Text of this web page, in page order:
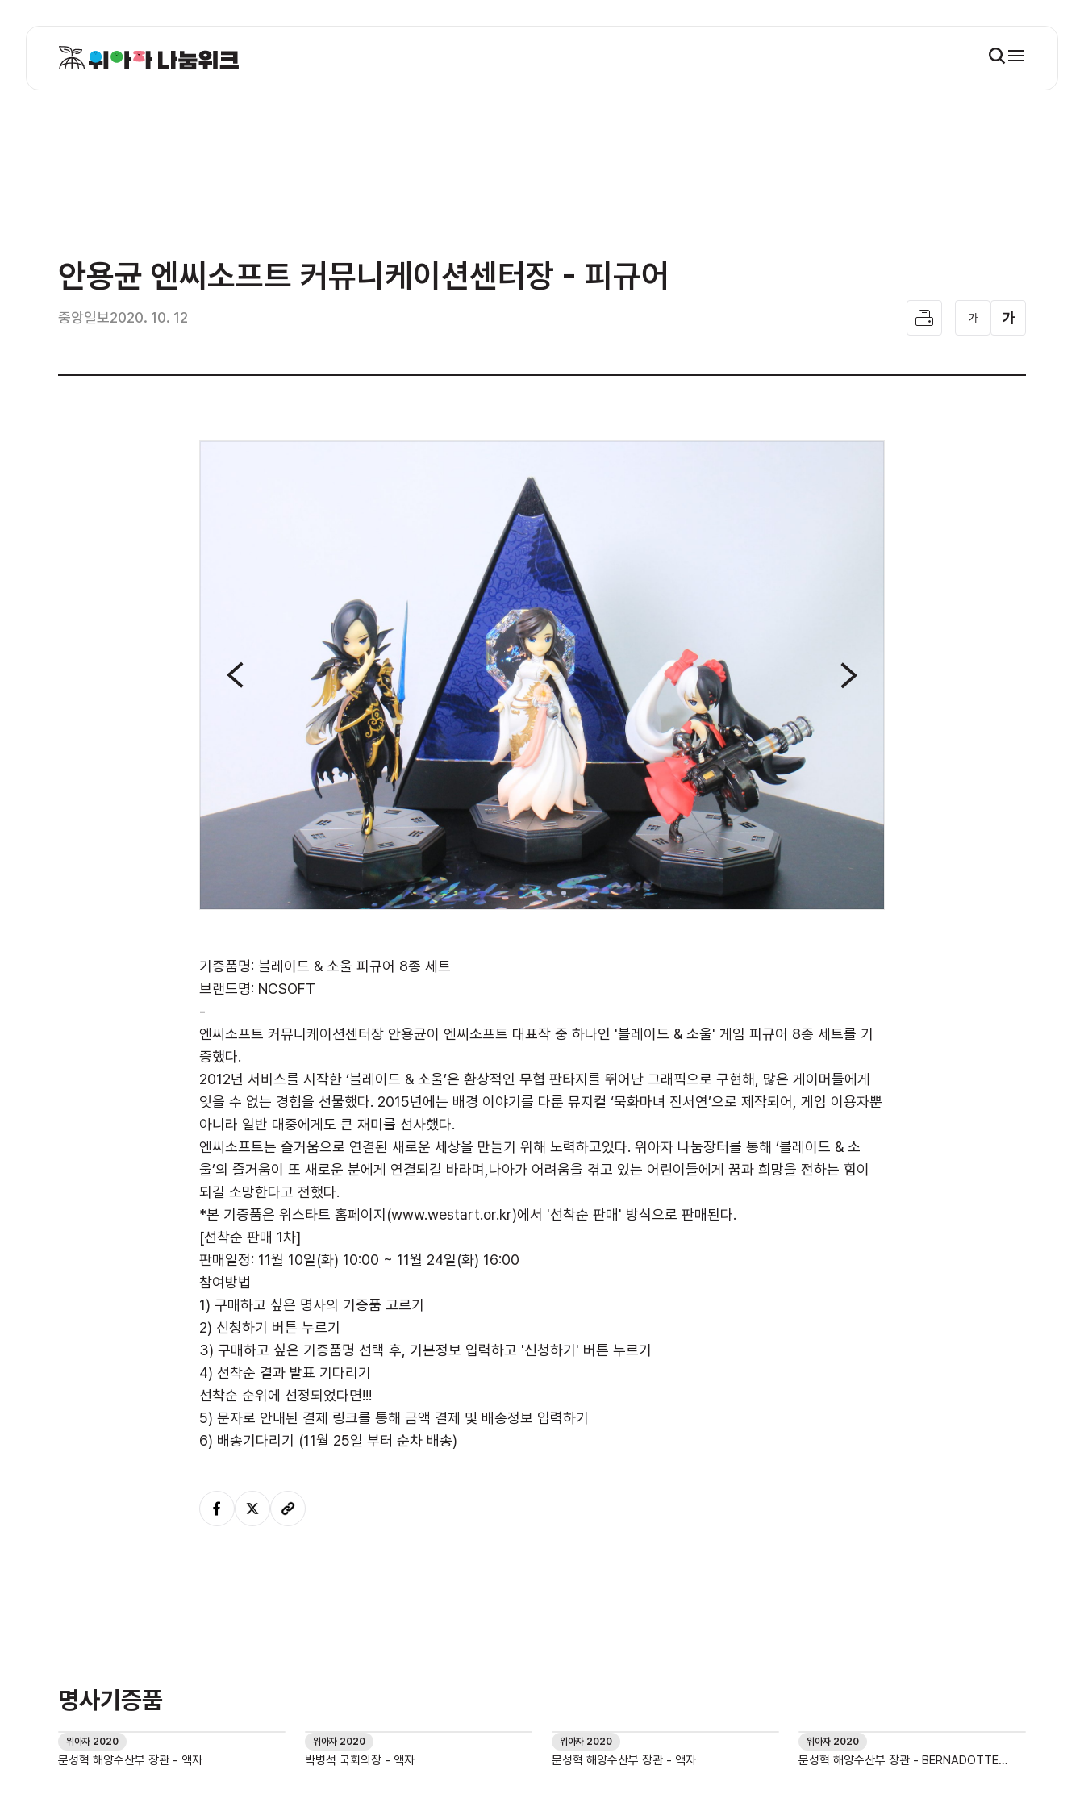
안용균 엔씨소프트 커뮤니케이션센터장 - 피규어
중앙일보2020. 10. 12
기증품명: 블레이드 & 소울 피규어 8종 세트
브랜드명: NCSOFT
-
엔씨소프트 커뮤니케이션센터장 안용균이 엔씨소프트 대표작 중 하나인 '블레이드 & 소울' 게임 피규어 8종 세트를 기
증했다.
2012년 서비스를 시작한 ‘블레이드 & 소울’은 환상적인 무협 판타지를 뛰어난 그래픽으로 구현해, 많은 게이머들에게
잊을 수 없는 경험을 선물했다. 2015년에는 배경 이야기를 다룬 뮤지컬 ‘묵화마녀 진서연’으로 제작되어, 게임 이용자뿐
아니라 일반 대중에게도 큰 재미를 선사했다.
엔씨소프트는 즐거움으로 연결된 새로운 세상을 만들기 위해 노력하고있다. 위아자 나눔장터를 통해 ‘블레이드 & 소
울’의 즐거움이 또 새로운 분에게 연결되길 바라며,나아가 어려움을 겪고 있는 어린이들에게 꿈과 희망을 전하는 힘이
되길 소망한다고 전했다.
*본 기증품은 위스타트 홈페이지(www.westart.or.kr)에서 '선착순 판매' 방식으로 판매된다.
[선착순 판매 1차]
판매일정: 11월 10일(화) 10:00 ~ 11월 24일(화) 16:00
참여방법
1) 구매하고 싶은 명사의 기증품 고르기
2) 신청하기 버튼 누르기
3) 구매하고 싶은 기증품명 선택 후, 기본정보 입력하고 '신청하기' 버튼 누르기
4) 선착순 결과 발표 기다리기
선착순 순위에 선정되었다면!!!
5) 문자로 안내된 결제 링크를 통해 금액 결제 및 배송정보 입력하기
6) 배송기다리기 (11월 25일 부터 순차 배송)
명사기증품
위아자 2020
문성혁 해양수산부 장관 - 액자
위아자 2020
박병석 국회의장 - 액자
위아자 2020
문성혁 해양수산부 장관 - 액자
위아자 2020
문성혁 해양수산부 장관 - BERNADOTTE